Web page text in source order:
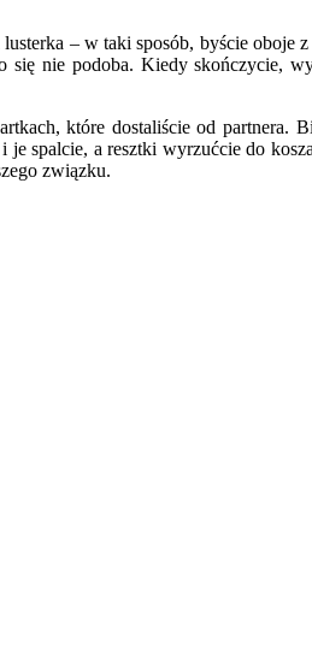
– w taki sposób, byście
nie podoba. Kiedy skończycie,
które dostaliście od partnera.
spalcie, a resztki wyrzućcie do
związku.